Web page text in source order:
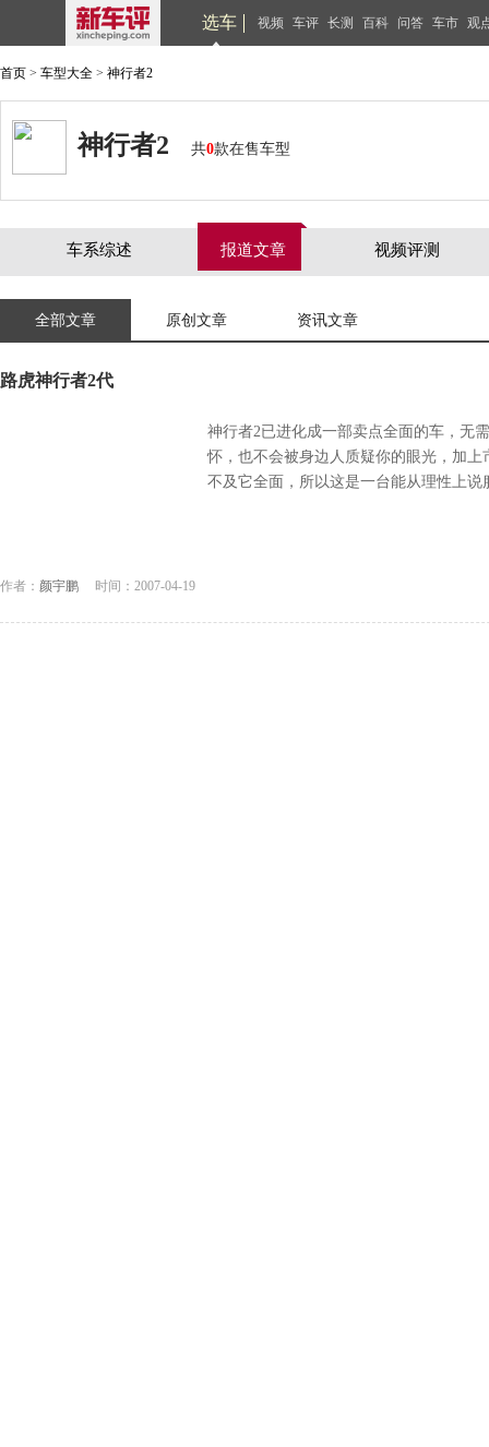
选车 视频 车评 长测 百科 问答 车市 观
首页 > 车型大全 > 神行者2
神行者2 共0款在售车型
车系综述 报道文章 视频评测
全部文章 原创文章 资讯文章
路虎神行者2代
神行者2已进化成一部卖点全面的车，无
怀，也不会被身边人质疑你的眼光，加
不及它全面，所以这是一台能从理性上
作者： 颜宇鹏 时间：2007-04-19